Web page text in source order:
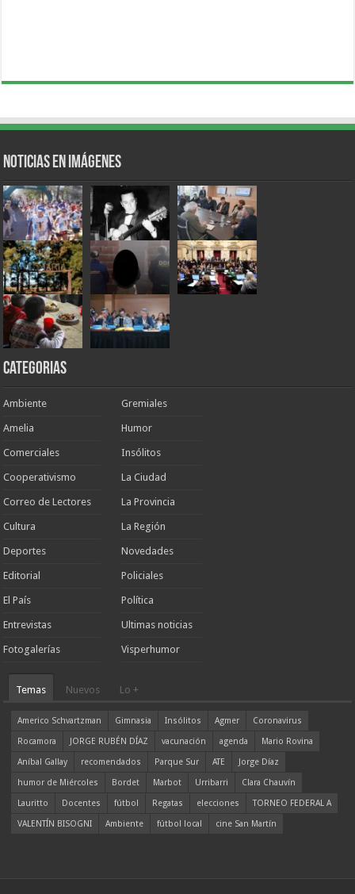
Noticias en Imágenes
Categorias
Ambiente
Amelia
Comerciales
Cooperativismo
Correo de Lectores
Cultura
Deportes
Editorial
El País
Entrevistas
Fotogalerías
Gremiales
Humor
Insólitos
La Ciudad
La Provincia
La Región
Novedades
Policiales
Política
Ultimas noticias
Visperhumor
Temas Nuevos Lo +
Americo Schvartzman Gimnasia Insólitos Agmer
Coronavirus
Rocamora
JORGE RUBÉN DÍAZ vacunación agenda
Mario Rovina
Aníbal Gallay
recomendados Parque Sur ATE
Jorge Díaz
humor de Miércoles
Bordet Marbot Urribarri
Clara Chauvín
Lauritto
Docentes fútbol Regatas elecciones
TORNEO FEDERAL A
VALENTÍN BISOGNI
Ambiente fútbol local cine San Martín